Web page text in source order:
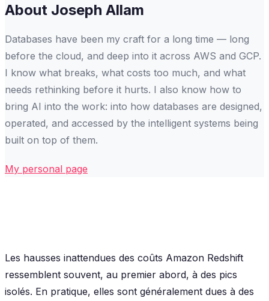
About Joseph Allam
Databases have been my craft for a long time — long
before the cloud, and deep into it across AWS and GCP.
I know what breaks, what costs too much, and what
needs rethinking before it hurts. I also know how to
bring AI into the work: into how databases are designed,
operated, and accessed by the intelligent systems being
built on top of them.
My personal page
Les hausses inattendues des coûts Amazon Redshift
ressemblent souvent, au premier abord, à des pics
isolés. En pratique, elles sont généralement dues à des